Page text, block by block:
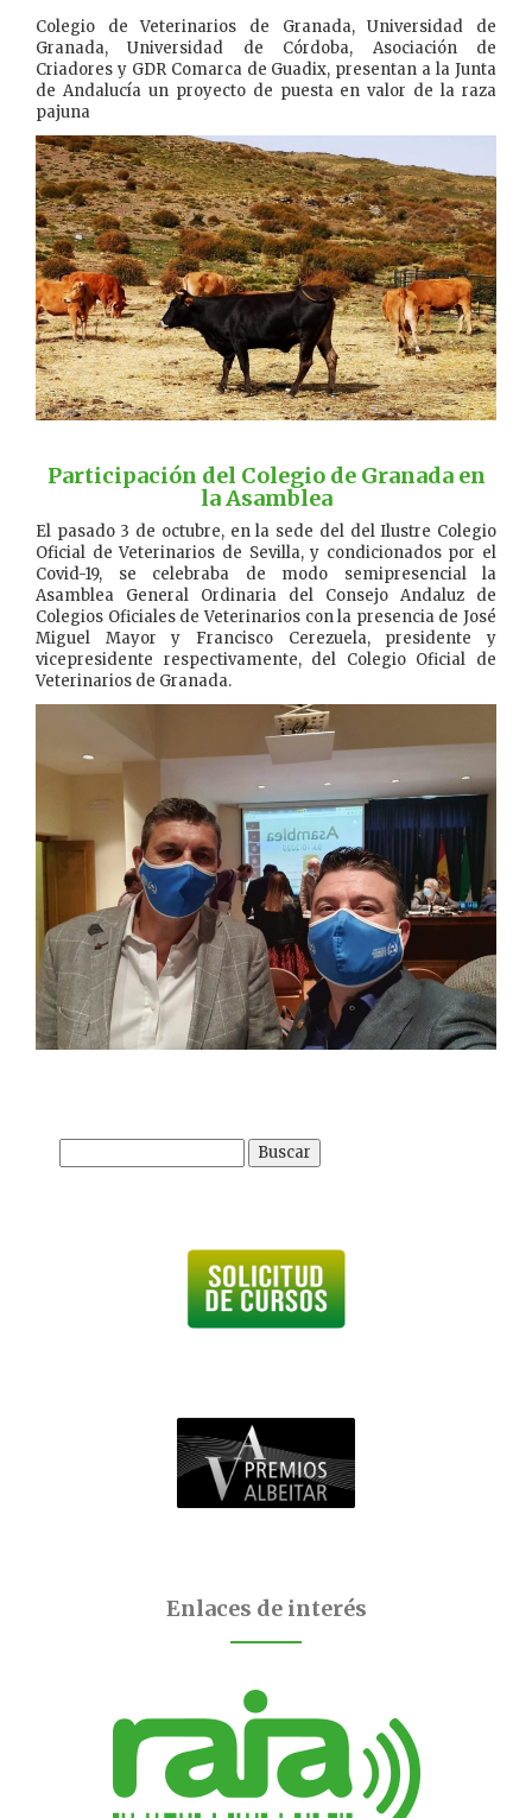
Colegio de Veterinarios de Granada, Universidad de
Granada, Universidad de Córdoba, Asociación de
Criadores y GDR Comarca de Guadix, presentan a la Junta
de Andalucía un proyecto de puesta en valor de la raza
pajuna
Participación del Colegio de Granada en
la Asamblea
El pasado 3 de octubre, en la sede del del Ilustre Colegio
Oficial de Veterinarios de Sevilla, y condicionados por el
Covid-19, se celebraba de modo semipresencial la
Asamblea General Ordinaria del Consejo Andaluz de
Colegios Oficiales de Veterinarios con la presencia de José
Miguel Mayor y Francisco Cerezuela, presidente y
vicepresidente respectivamente, del Colegio Oficial de
Veterinarios de Granada.
Buscar:
Enlaces de interés